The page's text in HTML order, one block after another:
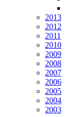
2013
2012
2011
2010
2009
2008
2007
2006
2005
2004
2003